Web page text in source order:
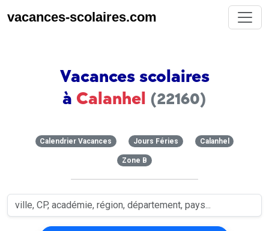
vacances-scolaires.com
Vacances scolaires
à Calanhel (22160)
Calendrier Vacances Jours Féries Calanhel
Zone B